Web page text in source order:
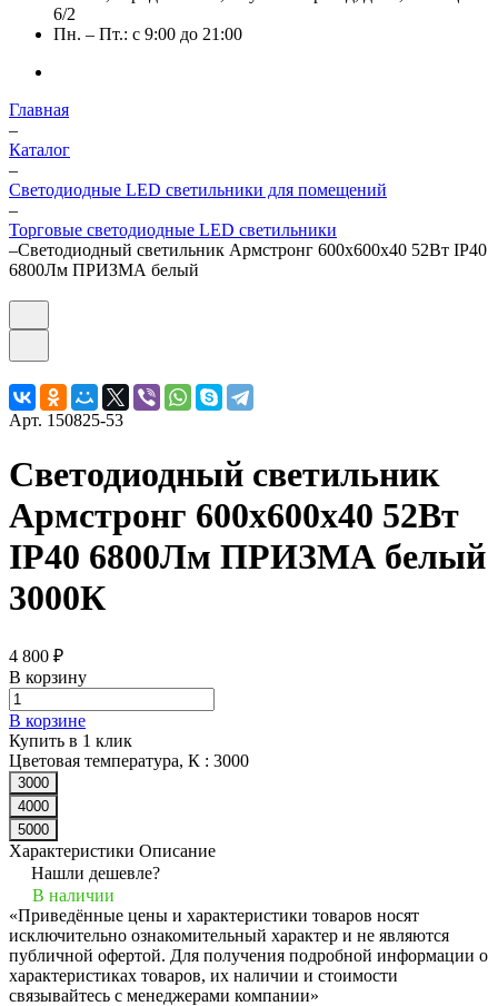
6/2
Пн. – Пт.: с 9:00 до 21:00
Главная
–
Каталог
–
Светодиодные LED светильники для помещений
–
Торговые светодиодные LED светильники
–Светодиодный светильник Армстронг 600х600х40 52Вт IP40
6800Лм ПРИЗМА белый
Арт. 150825-53
Светодиодный светильник
Армстронг 600х600х40 52Вт
IP40 6800Лм ПРИЗМА белый
3000К
4 800 ₽
В корзину
В корзине
Купить в 1 клик
Цветовая температура, К : 3000
3000
4000
5000
Характеристики Описание
Нашли дешевле?
В наличии
«Приведённые цены и характеристики товаров носят
исключительно ознакомительный характер и не являются
публичной офертой. Для получения подробной информации о
характеристиках товаров, их наличии и стоимости
связывайтесь с менеджерами компании»